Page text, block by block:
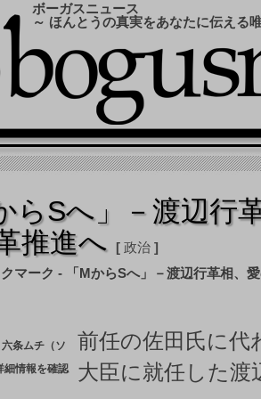
ボーガスニュース
～ ほんとうの真実をあなたに伝える
らSへ」－渡辺行
推進へ
政治
条ムチ（ソ
細情報を確認
前任の佐田氏に代
大臣に就任した渡